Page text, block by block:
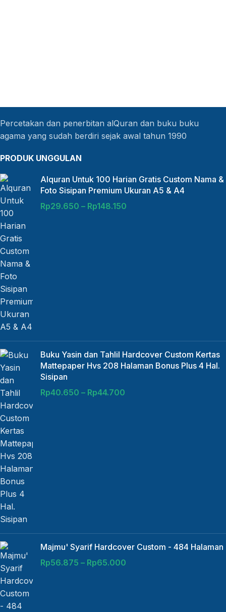
Percetakan dan penerbitan alQuran dan buku buku
agama yang sudah berdiri sejak awal tahun 1990
PRODUK UNGGULAN
Alquran Untuk 100 Harian Gratis Custom Nama &
Foto Sisipan Premium Ukuran A5 & A4
Rp29.650 – Rp148.150
Buku Yasin dan Tahlil Hardcover Custom Kertas
Mattepaper Hvs 208 Halaman Bonus Plus 4 Hal.
Sisipan
Rp40.650 – Rp44.700
Majmu' Syarif Hardcover Custom - 484 Halaman
Rp56.875 – Rp65.000